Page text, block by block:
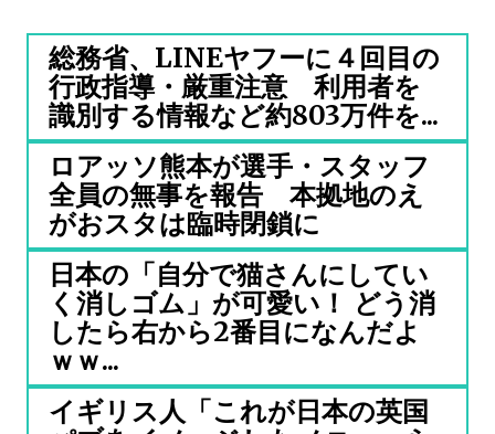
総務省、LINEヤフーに４回目の
行政指導・厳重注意 利用者を
識別する情報など約803万件を...
ロアッソ熊本が選手・スタッフ
全員の無事を報告 本拠地のえ
がおスタは臨時閉鎖に
日本の「自分で猫さんにしてい
く消しゴム」が可愛い！ どう消
したら右から2番目になんだよ
ｗｗ...
イギリス人「これが日本の英国